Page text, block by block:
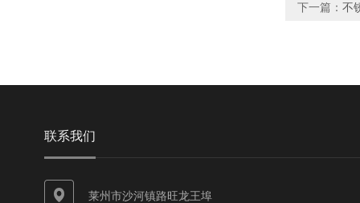
下一篇： 不
联系我们
莱州市沙河镇路旺龙王埠